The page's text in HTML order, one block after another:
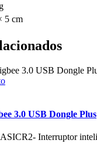
5 cm
3.0 USB Dongle Plus